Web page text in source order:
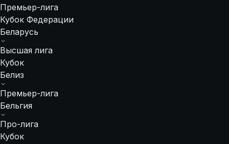
Премьер-лига
Кубок Федерации
Беларусь
Высшая лига
Кубок
Белиз
Премьер-лига
Бельгия
Про-лига
Кубок